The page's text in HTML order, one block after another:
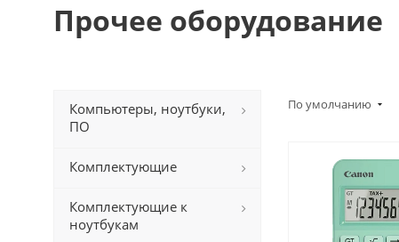
Прочее оборудование
По умолчанию
Компьютеры, ноутбуки,
ПО
Комплектующие
Комплектующие к
ноутбукам